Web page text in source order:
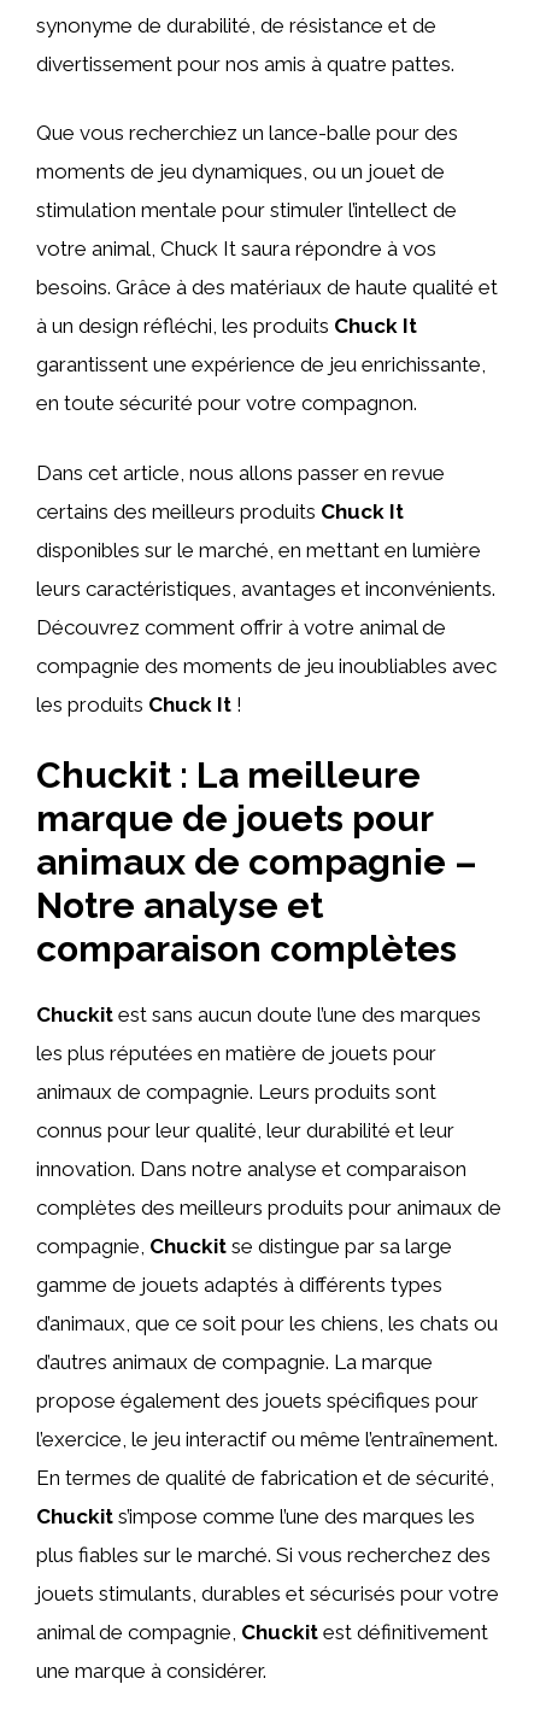
synonyme de durabilité, de résistance et de
divertissement pour nos amis à quatre pattes.
Que vous recherchiez un lance-balle pour des
moments de jeu dynamiques, ou un jouet de
stimulation mentale pour stimuler l’intellect de
votre animal, Chuck It saura répondre à vos
besoins. Grâce à des matériaux de haute qualité et
à un design réfléchi, les produits Chuck It
garantissent une expérience de jeu enrichissante,
en toute sécurité pour votre compagnon.
Dans cet article, nous allons passer en revue
certains des meilleurs produits Chuck It
disponibles sur le marché, en mettant en lumière
leurs caractéristiques, avantages et inconvénients.
Découvrez comment offrir à votre animal de
compagnie des moments de jeu inoubliables avec
les produits Chuck It !
Chuckit : La meilleure
marque de jouets pour
animaux de compagnie –
Notre analyse et
comparaison complètes
Chuckit est sans aucun doute l’une des marques
les plus réputées en matière de jouets pour
animaux de compagnie. Leurs produits sont
connus pour leur qualité, leur durabilité et leur
innovation. Dans notre analyse et comparaison
complètes des meilleurs produits pour animaux de
compagnie, Chuckit se distingue par sa large
gamme de jouets adaptés à différents types
d’animaux, que ce soit pour les chiens, les chats ou
d’autres animaux de compagnie. La marque
propose également des jouets spécifiques pour
l’exercice, le jeu interactif ou même l’entraînement.
En termes de qualité de fabrication et de sécurité,
Chuckit s’impose comme l’une des marques les
plus fiables sur le marché. Si vous recherchez des
jouets stimulants, durables et sécurisés pour votre
animal de compagnie, Chuckit est définitivement
une marque à considérer.